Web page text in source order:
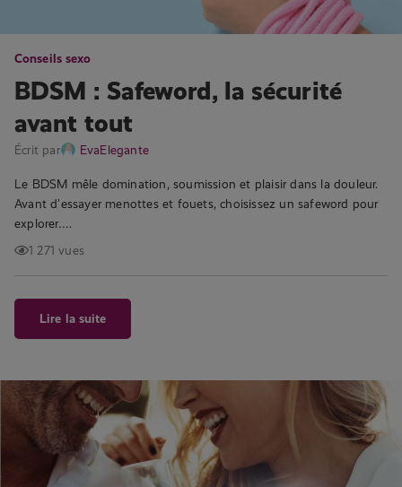
Conseils sexo
BDSM : Safeword, la sécurité
avant tout
Écrit par EvaElegante
Le BDSM mêle domination, soumission et plaisir dans la douleur.
Avant d’essayer menottes et fouets, choisissez un safeword pour
explorer….
1 271 vues
Lire la suite